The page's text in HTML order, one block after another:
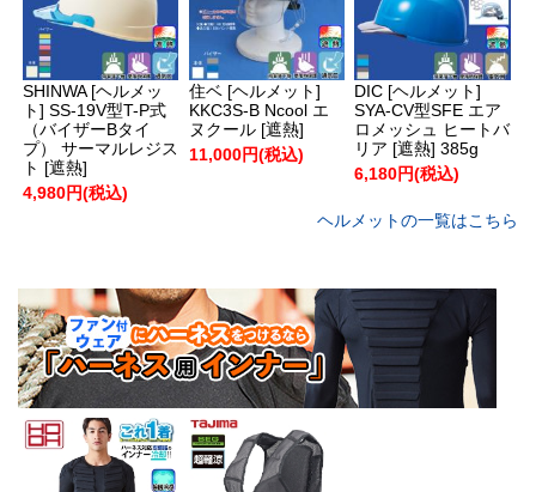
SHINWA [ヘルメッ
ト] SS-19V型T-P式
（バイザーBタイ
プ） サーマルレジス
ト [遮熱]
4,980円(税込)
住ベ [ヘルメット]
KKC3S-B Ncool エ
ヌクール [遮熱]
11,000円(税込)
DIC [ヘルメット]
SYA-CV型SFE エア
ロメッシュ ヒートバ
リア [遮熱] 385g
6,180円(税込)
ヘルメットの一覧はこちら